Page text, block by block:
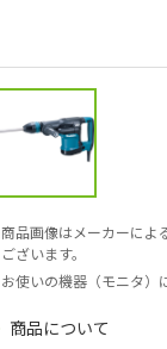
商品画像はメーカーによ
ございます。
お使いの機器（モニタ）
商品について